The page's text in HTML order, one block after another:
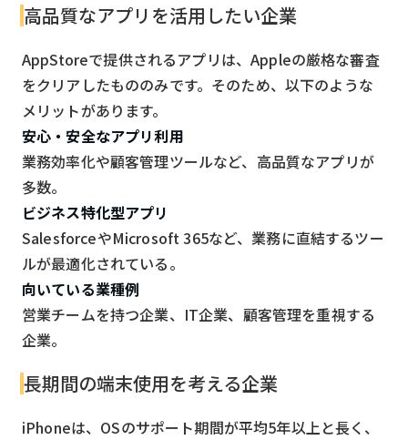
高品質なアプリを活用したい企業
AppStoreで提供されるアプリは、Appleの厳格な審査
をクリアしたもののみです。そのため、以下のような
メリットがあります。
安心・安全なアプリ利用
業務効率化や顧客管理ツールなど、高品質なアプリが
多数。
ビジネス特化型アプリ
SalesforceやMicrosoft 365など、業務に直結するツー
ルが最適化されている。
向いている業種例
営業チームを持つ企業、IT企業、顧客管理を重視する
企業。
長期間の端末使用を考える企業
iPhoneは、OSのサポート期間が平均5年以上と長く、